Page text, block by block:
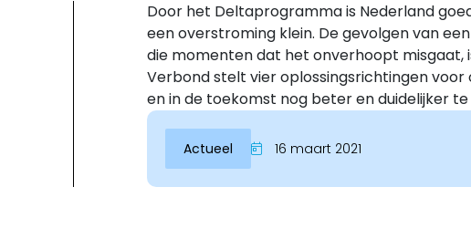
Door het Deltaprogramma is Nederland
een overstroming klein. De gevolgen van
die momenten dat het onverhoopt misgaat,
Verbond stelt vier oplossingsrichtingen
en in de toekomst nog beter en duidelijker
Actueel 16 maart 2021